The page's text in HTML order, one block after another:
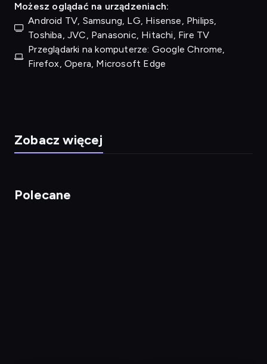
Możesz oglądać na urządzeniach:
Android TV, Samsung, LG, Hisense, Philips,
Toshiba, JVC, Panasonic, Hitachi, Fire TV
Przeglądarki na komputerze: Google Chrome,
Firefox, Opera, Microsoft Edge
Zobacz więcej
Polecane